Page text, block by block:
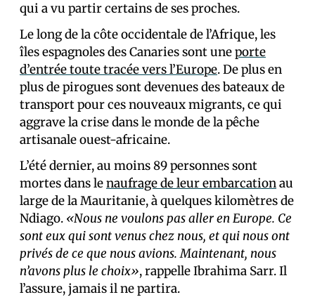
qui a vu partir certains de ses proches.
Le long de la côte occidentale de l’Afrique, les
îles espagnoles des Canaries sont uneporte
d’entrée toute tracée vers l’Europe. De plus en
plus de pirogues sont devenues des bateaux de
transport pour ces nouveaux migrants, ce qui
aggrave la crise dans le monde de la pêche
artisanale ouest-africaine.
L’été dernier, au moins 89 personnes sont
mortes dans lenaufrage de leur embarcationau
large de la Mauritanie, à quelques kilomètres de
Ndiago. «Nous ne voulons pas aller en Europe. Ce
sont eux qui sont venus chez nous, et qui nous ont
privés de ce que nous avions. Maintenant, nous
n’avons plus le choix», rappelle Ibrahima Sarr. Il
l’assure, jamais il ne partira.